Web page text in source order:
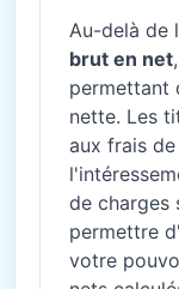
Au-delà de
brut en net
permettant
nette. Les
aux frais
de charges
permettre
votre